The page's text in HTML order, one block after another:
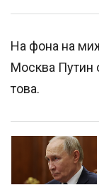
На фона на
Москва Путин
това.